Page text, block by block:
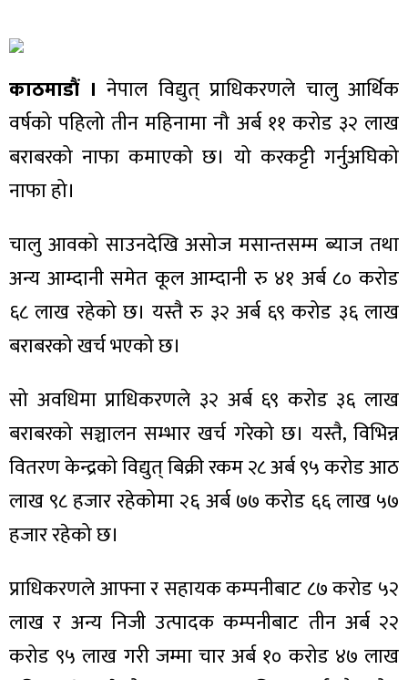
काठमाडौं । नेपाल विद्युत् प्राधिकरणले चालु आर्थिक
वर्षको पहिलो तीन महिनामा नौ अर्ब ११ करोड ३२ लाख
बराबरको नाफा कमाएको छ। यो करकट्टी गर्नुअघिको
नाफा हो।
चालु आवको साउनदेखि असोज मसान्तसम्म ब्याज तथा
अन्य आम्दानी समेत कूल आम्दानी रु ४१ अर्ब ८० करोड
६८ लाख रहेको छ। यस्तै रु ३२ अर्ब ६९ करोड ३६ लाख
बराबरको खर्च भएको छ।
सो अवधिमा प्राधिकरणले ३२ अर्ब ६९ करोड ३६ लाख
बराबरको सञ्चालन सम्भार खर्च गरेको छ। यस्तै, विभिन्न
वितरण केन्द्रको विद्युत् बिक्री रकम २८ अर्ब ९५ करोड आठ
लाख ९८ हजार रहेकोमा २६ अर्ब ७७ करोड ६६ लाख ५७
हजार रहेको छ।
प्राधिकरणले आफ्ना र सहायक कम्पनीबाट ८७ करोड ५२
लाख र अन्य निजी उत्पादक कम्पनीबाट तीन अर्ब २२
करोड ९५ लाख गरी जम्मा चार अर्ब १० करोड ४७ लाख